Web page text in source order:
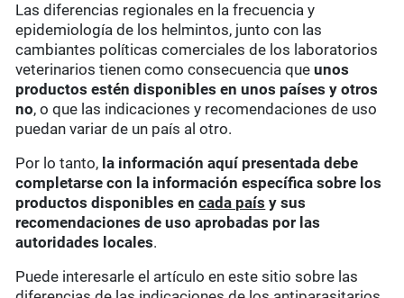
Las diferencias regionales en la frecuencia y
epidemiología de los helmintos, junto con las
cambiantes políticas comerciales de los laboratorios
veterinarios tienen como consecuencia queunos
productos estén disponibles en unos países y otros
no, o que las indicaciones y recomendaciones de uso
puedan variar de un país al otro.
Por lo tanto, la información aquí presentada debe
completarse con la información específica sobre los
productos disponibles encada país y sus
recomendaciones de uso aprobadas por las
autoridades locales.
Puede interesarle el artículo en este sitio sobre las